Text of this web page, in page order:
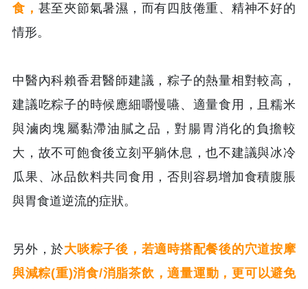
食， 甚至夾節氣暑濕，而有四肢倦重、精神不好的
情形。
中醫內科賴香君醫師建議，粽子的熱量相對較高，
建議吃粽子的時候應細嚼慢嚥、適量食用，且糯米
與滷肉塊屬黏滯油膩之品，對腸胃消化的負擔較
大，故不可飽食後立刻平躺休息，也不建議與冰冷
瓜果、冰品飲料共同食用，否則容易增加食積腹脹
與胃食道逆流的症狀。
另外，於大啖粽子後，若適時搭配餐後的穴道按摩
與減粽(重)消食/消脂茶飲，適量運動，更可以避免